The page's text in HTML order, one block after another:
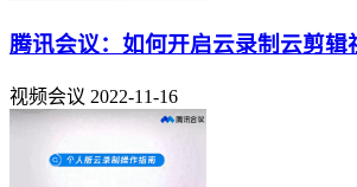
腾讯会议：如何开启云录制云剪辑
视频会议 2022-11-16